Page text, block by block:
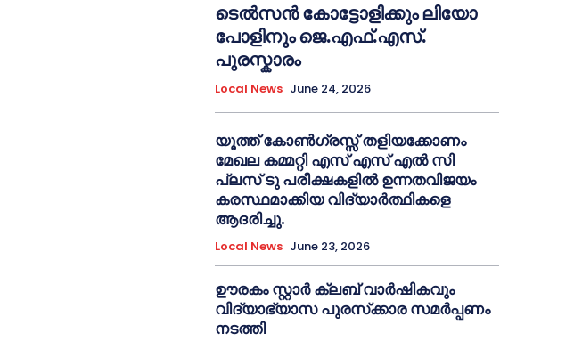
ടെൽസൻ കോട്ടോളിക്കും ലിയോ
പോളിനും ജെ.എഫ്.എസ്.
പുരസ്കാരം
Local News June 24, 2026
യൂത്ത് കോൺഗ്രസ്സ് തളിയക്കോണം
മേഖല കമ്മറ്റി എസ് എസ് എൽ സി
പ്ലസ് ടു പരീക്ഷകളിൽ ഉന്നതവിജയം
കരസ്ഥമാക്കിയ വിദ്യാർത്ഥികളെ
ആദരിച്ചു.
Local News June 23, 2026
ഊരകം സ്റ്റാർ ക്ലബ് വാർഷികവും
വിദ്യാഭ്യാസ പുരസ്‌ക്കാര സമർപ്പണം
നടത്തി